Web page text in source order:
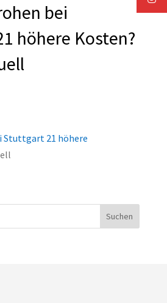
bei
höhere Kosten?
Stuttgart 21 höhere
Suchen